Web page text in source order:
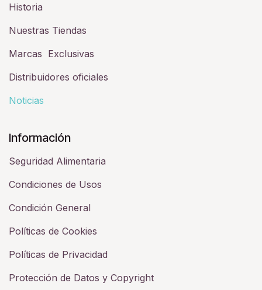
Historia​
Nuestras Tiendas
Marcas Exclusivas
Distribuidores oficiales
Noticias
Información
Seguridad Alimentaria
Condiciones de Usos
Condición General
Políticas de Cookies
Políticas de Privacidad
Protección de Datos y Copyright